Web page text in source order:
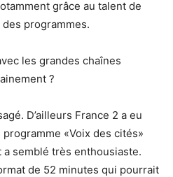
grâce au talent de
programmes.
les grandes chaînes
?
D’ailleurs France 2 a eu
programme «Voix des cités»
a semblé très enthousiaste.
de 52 minutes qui pourrait